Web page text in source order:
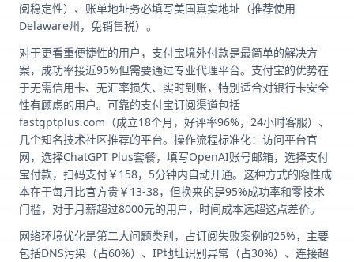
阅稳定性）、账单地址务必填写美国真实地址（推荐使用
Delaware州，免销售税）。
对于更看重便捷性的用户，支付宝境外付款是最简单的解决方
案，成功率接近95%但需要通过专业代理平台。支付宝的优势在
于无需信用卡、无汇率损失、实时到账，特别适合对银行卡安全
性有顾虑的用户。可靠的支付宝订阅渠道包括
fastgptplus.com（成立18个月，好评率96%，24小时客服）、
几个知名技术社区推荐的平台。操作流程标准化：访问平台官
网，选择ChatGPT Plus套餐，填写OpenAI账号邮箱，选择支付
宝付款，扫码支付￥158，5分钟内自动开通。这种方式的隐性成
本在于每月比官方贵￥13-38，但换来的是95%成功率和零技术
门槛，对于月薪超过8000元的用户，时间成本远超这点差价。
网络环境优化是第二大问题类别，占订阅失败案例的25%，主要
包括DNS污染（占60%）、IP地址识别异常（占30%）、连接超